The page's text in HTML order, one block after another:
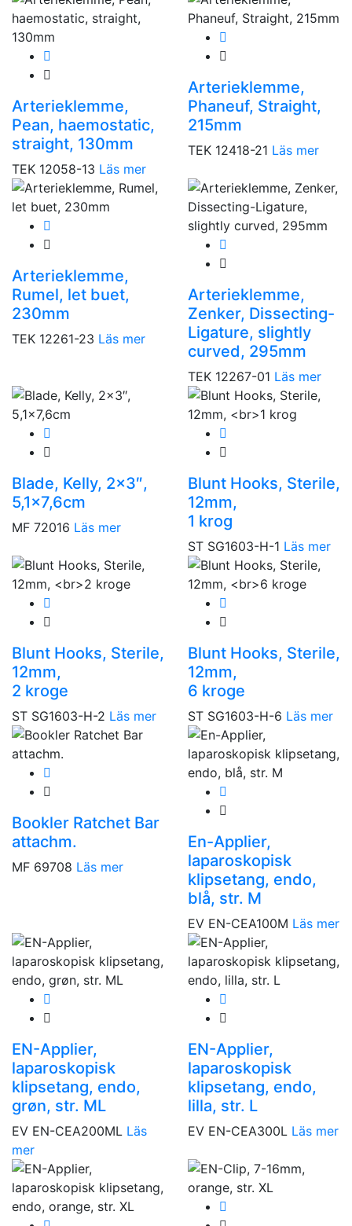
Arterieklemme,
Pean, haemostatic,
straight, 130mm
TEK 12058-13 Läs mer
Arterieklemme,
Phaneuf, Straight,
215mm
TEK 12418-21 Läs mer
Arterieklemme,
Rumel, let buet,
230mm
TEK 12261-23 Läs mer
Arterieklemme,
Zenker, Dissecting-
Ligature, slightly
curved, 295mm
TEK 12267-01 Läs mer
Blade, Kelly, 2×3″,
5,1×7,6cm
MF 72016 Läs mer
Blunt Hooks, Sterile,
12mm,
1 krog
ST SG1603-H-1 Läs mer
Blunt Hooks, Sterile,
12mm,
2 kroge
ST SG1603-H-2 Läs mer
Blunt Hooks, Sterile,
12mm,
6 kroge
ST SG1603-H-6 Läs mer
Bookler Ratchet Bar
attachm.
MF 69708 Läs mer
En-Applier,
laparoskopisk
klipsetang, endo,
blå, str. M
EV EN-CEA100M Läs mer
EN-Applier,
laparoskopisk
klipsetang, endo,
grøn, str. ML
EV EN-CEA200ML Läs
mer
EN-Applier,
laparoskopisk
klipsetang, endo,
lilla, str. L
EV EN-CEA300L Läs mer